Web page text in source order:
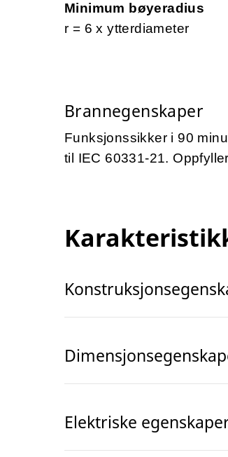
Minimum bøyeradius
r = 6 x ytterdiameter
Brannegenskaper
Funksjonssikker i 90
til IEC 60331-21.
Elektriske